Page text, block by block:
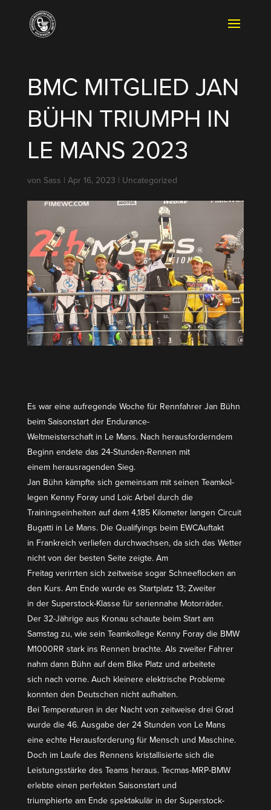
BMC MITGLIED JAN
BÜHN TRIUMPH IN
LE MANS 2023
von Sass | Apr 16, 2023 | Uncategorized
Es war eine aufre­gende Woche für Rennfahrer Jan Bühn
beim Saison­start der Endurance-
Weltmeis­ter­schaft in Le Mans. Nach heraus­for­derndem
Beginn endete das 24-Stunden-Rennen mit
einem heraus­ra­genden Sieg.
Jan Bühn kämpfte sich gemeinsam mit seinen Teamkol­
legen Kenny Foray und Loïc Arbel durch die
Trainings­ein­heiten auf dem 4,185 Kilometer langen Circuit
Bugatti in Le Mans. Die Quali­fyings beim EWCAuftakt
in Frank­reich verliefen durch­wachsen, da sich das Wetter
nicht von der besten Seite zeigte. Am
Freitag verirrten sich zeitweise sogar Schnee­flocken an
den Kurs. Am Ende wurde es Start­platz 13; Zweiter
in der Super­stock-Klasse für seriennahe Motor­räder.
Der 32-Jährige aus Kronau schaute beim Start am
Samstag zu, wie sein Teamkollege Kenny Foray die BMW
M1000RR stark ins Rennen brachte. Als zweiter Fahrer
nahm dann Bühn auf dem Bike Platz und arbeitete
sich nach vorne. Auch kleinere elektrische Probleme
konnten den Deutschen nicht aufhalten.
Bei Tempe­ra­turen in der Nacht von zeitweise drei Grad
wurde die 46. Ausgabe der 24 Stunden von Le Mans
eine echte Heraus­for­derung für Mensch und Maschine.
Doch im Laufe des Rennens kristal­li­sierte sich die
Leistungs­stärke des Teams heraus. Tecmas-MRP-BMW
erlebte einen perfekten Saison­start und
trium­phierte am Ende spekta­kulär in der Super­stock-